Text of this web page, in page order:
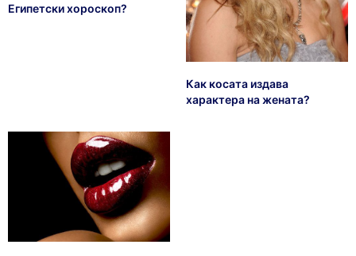
Египетски хороскоп?
Как косата издава
характера на жената?